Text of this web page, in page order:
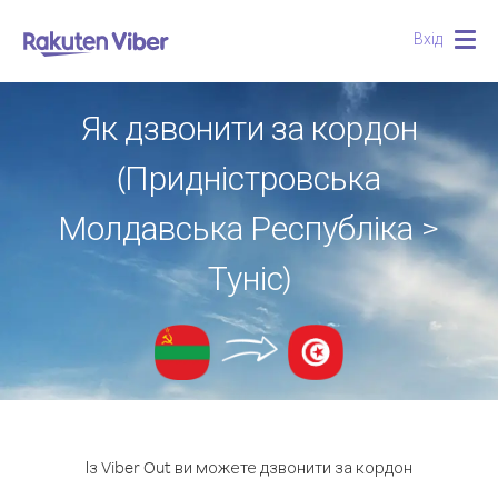
Вхід
Як дзвонити за кордон
(Придністровська
Молдавська Республіка >
Туніс)
Із Viber Out ви можете дзвонити за кордон